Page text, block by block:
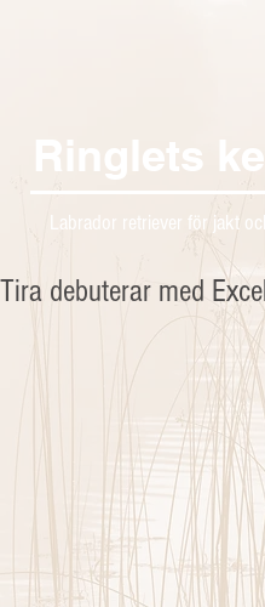
Ringlets
Labrador retriever för jakt
Tira debuterar med